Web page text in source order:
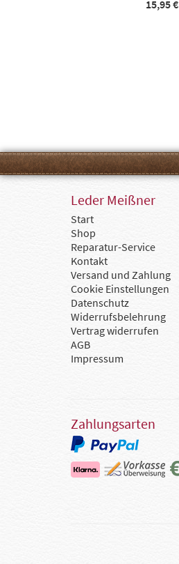
15,95 €
Leder Meißner
Start
Shop
Reparatur-Service
Kontakt
Versand und Zahlung
Cookie Einstellungen
Datenschutz
Widerrufsbelehrung
Vertrag widerrufen
AGB
Impressum
Zahlungsarten